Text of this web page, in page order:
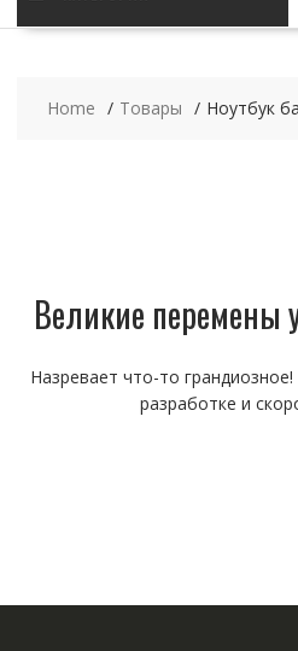
Home Товары Ноутбук
Великие перемены
Назревает что-то
разработке и